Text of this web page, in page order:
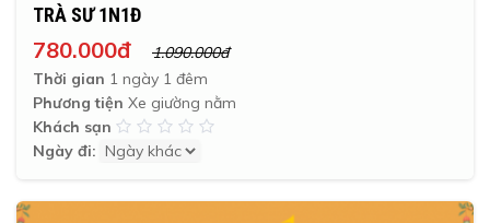
TRÀ SƯ 1N1Đ
780.000đ
1.090.000đ
Thời gian 1 ngày 1 đêm
Phương tiện Xe giường nằm
Khách sạn
Ngày đi: